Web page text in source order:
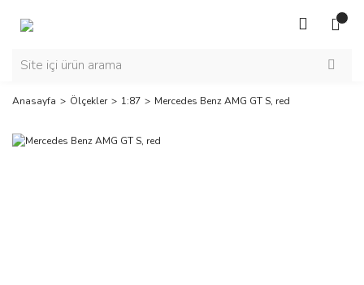
Anasayfa Ölçekler 1:87 Mercedes Benz AMG GT S, red